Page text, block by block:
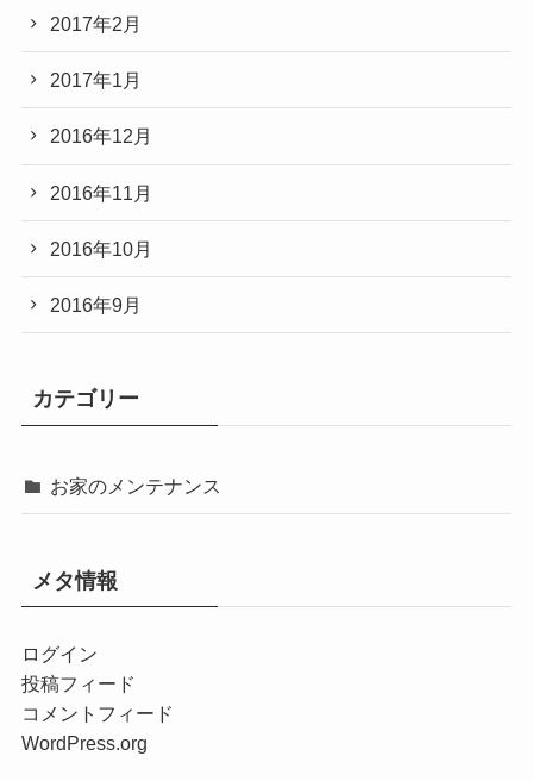
2017年2月
2017年1月
2016年12月
2016年11月
2016年10月
2016年9月
カテゴリー
お家のメンテナンス
メタ情報
ログイン
投稿フィード
コメントフィード
WordPress.org